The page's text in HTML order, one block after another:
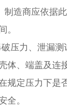
制造商应依据
。
压力、泄漏测
体、端盖及连
规定压力下是
全。